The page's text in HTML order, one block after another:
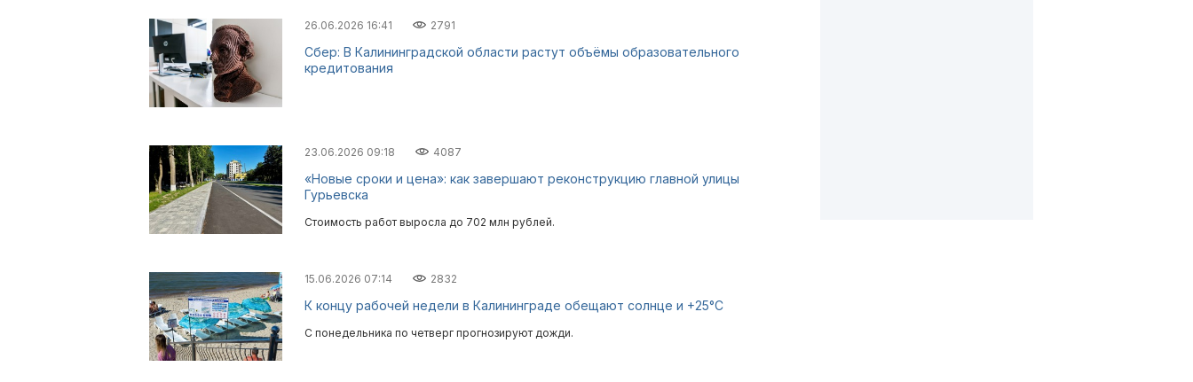
26.06.2026 16:41 2791
Сбер: В Калининградской области растут объёмы образовательного
кредитования
23.06.2026 09:18 4087
«Новые сроки и цена»: как завершают реконструкцию главной улицы
Гурьевска
Стоимость работ выросла до 702 млн рублей.
15.06.2026 07:14 2832
К концу рабочей недели в Калининграде обещают солнце и +25°С
С понедельника по четверг прогнозируют дожди.